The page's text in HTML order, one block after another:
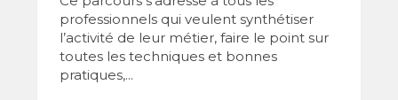
professionnels qui veulent synthétiser
l’activité de leur métier, faire le point sur
toutes les techniques et bonnes
pratiques,...